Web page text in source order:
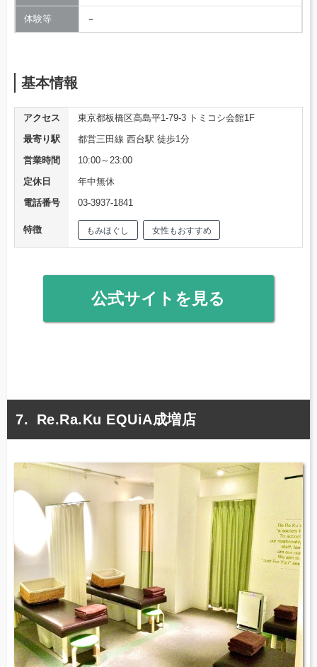
体験等 －
基本情報
アクセス
東京都板橋区高島平1-79-3 トミコシ会館1F
最寄り駅
都営三田線 西台駅 徒歩1分
営業時間
10:00～23:00
定休日
年中無休
電話番号
03-3937-1841
特徴 もみほぐし 女性もおすすめ
公式サイトを見る
Re.Ra.Ku EQUiA成増店